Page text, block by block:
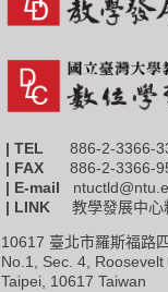
| TEL 886-2-3366-
| FAX
886-2-3366-
| E-mail
| LINK教學發展中心
10617 臺北市羅斯福路
No.1, Sec. 4, Roosevelt
Taipei, 10617 Taiwan